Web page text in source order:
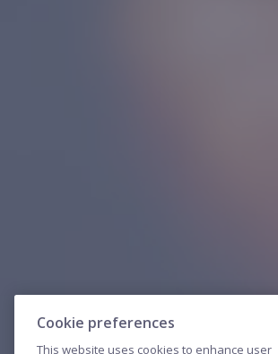
Cookie preferences
This website uses cookies to enhance user